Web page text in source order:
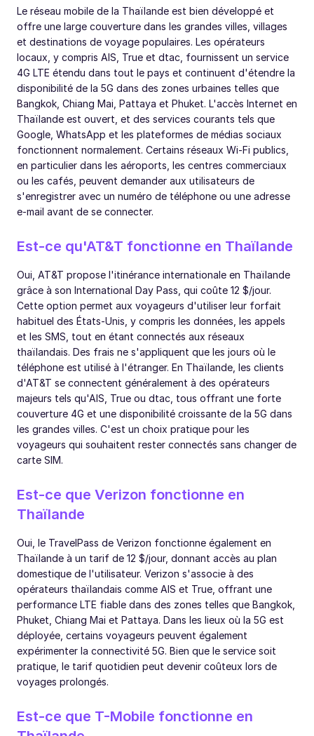
Le réseau mobile de la Thaïlande est bien développé et
offre une large couverture dans les grandes villes, villages
et destinations de voyage populaires. Les opérateurs
locaux, y compris AIS, True et dtac, fournissent un service
4G LTE étendu dans tout le pays et continuent d'étendre la
disponibilité de la 5G dans des zones urbaines telles que
Bangkok, Chiang Mai, Pattaya et Phuket. L'accès Internet en
Thaïlande est ouvert, et des services courants tels que
Google, WhatsApp et les plateformes de médias sociaux
fonctionnent normalement. Certains réseaux Wi-Fi publics,
en particulier dans les aéroports, les centres commerciaux
ou les cafés, peuvent demander aux utilisateurs de
s'enregistrer avec un numéro de téléphone ou une adresse
e-mail avant de se connecter.
Est-ce qu'AT&T fonctionne en Thaïlande
Oui, AT&T propose l'itinérance internationale en Thaïlande
grâce à son International Day Pass, qui coûte 12 $/jour.
Cette option permet aux voyageurs d'utiliser leur forfait
habituel des États-Unis, y compris les données, les appels
et les SMS, tout en étant connectés aux réseaux
thaïlandais. Des frais ne s'appliquent que les jours où le
téléphone est utilisé à l'étranger. En Thaïlande, les clients
d'AT&T se connectent généralement à des opérateurs
majeurs tels qu'AIS, True ou dtac, tous offrant une forte
couverture 4G et une disponibilité croissante de la 5G dans
les grandes villes. C'est un choix pratique pour les
voyageurs qui souhaitent rester connectés sans changer de
carte SIM.
Est-ce que Verizon fonctionne en
Thaïlande
Oui, le TravelPass de Verizon fonctionne également en
Thaïlande à un tarif de 12 $/jour, donnant accès au plan
domestique de l'utilisateur. Verizon s'associe à des
opérateurs thaïlandais comme AIS et True, offrant une
performance LTE fiable dans des zones telles que Bangkok,
Phuket, Chiang Mai et Pattaya. Dans les lieux où la 5G est
déployée, certains voyageurs peuvent également
expérimenter la connectivité 5G. Bien que le service soit
pratique, le tarif quotidien peut devenir coûteux lors de
voyages prolongés.
Est-ce que T-Mobile fonctionne en